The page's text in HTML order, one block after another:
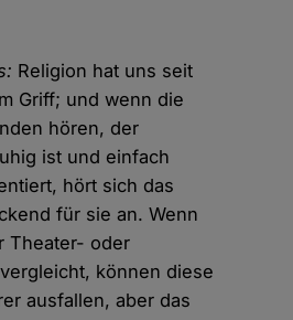
Religion hat uns seit
Griff; und wenn die
hören, der
ist und einfach
hört sich das
für sie an. Wenn
Theater- oder
können diese
ausfallen, aber das